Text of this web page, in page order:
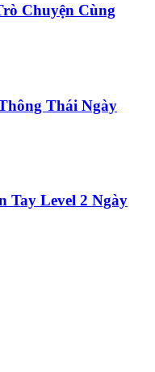
Chuyện Cùng
Thái Ngày
Tay Level 2 Ngày